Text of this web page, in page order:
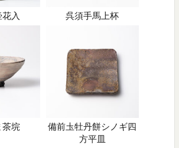
入 呉須手馬上杯
茶垸
備前圡牡丹餅シノギ四
方平皿